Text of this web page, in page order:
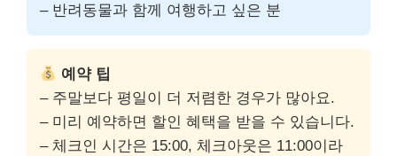
– 반려동물과 함께 여행하고 싶은 분
예약 팁
– 주말보다 평일이 더 저렴한 경우가 많아요.
– 미리 예약하면 할인 혜택을 받을 수 있습니다.
– 체크인 시간은 15:00, 체크아웃은 11:00이라